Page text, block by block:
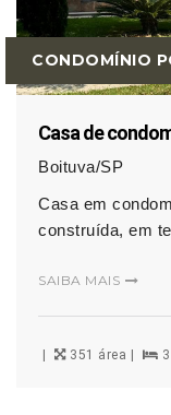
CONDOMÍNIO
Casa de
Boituva/SP
Casa em
construída, em
SAIBA MAIS
351 área